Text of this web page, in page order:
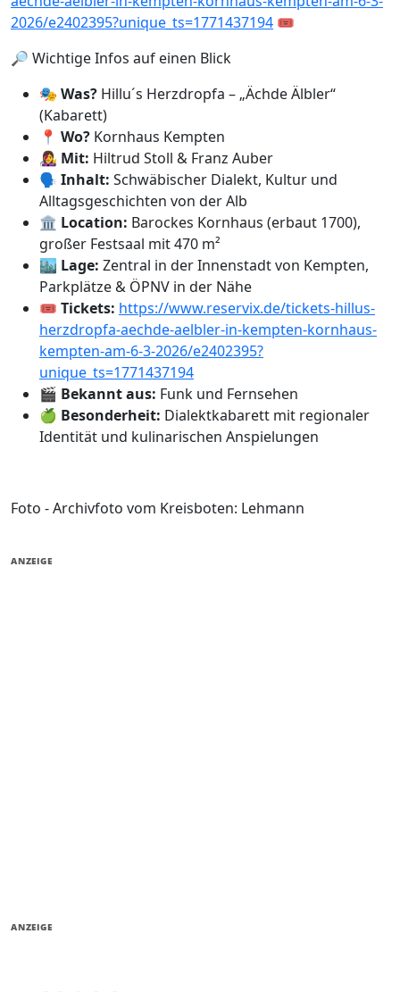
2026/e2402395?unique_ts=1771437194 🎟️
🔎 Wichtige Infos auf einen Blick
🎭 Was? Hillu´s Herzdropfa – „Ächde Älbler“
(Kabarett)
📍 Wo? Kornhaus Kempten
👩‍🎤 Mit: Hiltrud Stoll & Franz Auber
🗣️ Inhalt: Schwäbischer Dialekt, Kultur und
Alltagsgeschichten von der Alb
🏛️ Location: Barockes Kornhaus (erbaut 1700),
großer Festsaal mit 470 m²
🏙️ Lage: Zentral in der Innenstadt von Kempten,
Parkplätze & ÖPNV in der Nähe
🎟️ Tickets: https://www.reservix.de/tickets-hillus-
herzdropfa-aechde-aelbler-in-kempten-kornhaus-
kempten-am-6-3-2026/e2402395?
unique_ts=1771437194
🎬 Bekannt aus: Funk und Fernsehen
🍏 Besonderheit: Dialektkabarett mit regionaler
Identität und kulinarischen Anspielungen
Foto - Archivfoto vom Kreisboten: Lehmann
ANZEIGE
ANZEIGE